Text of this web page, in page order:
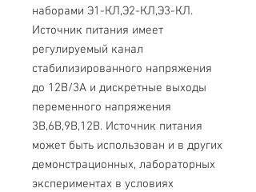
наборами Э1-КЛ,Э2-КЛ,Э3-КЛ.
Источник питания имеет
регулируемый канал
стабилизированного напряжения
до 12В/3А и дискретные выходы
переменного напряжения
3В,6В,9В,12В. Источник питания
может быть использован и в других
демонстрационных, лабораторных
экспериментах в условиях